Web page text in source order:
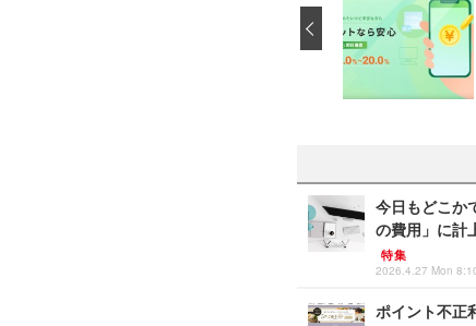
‹
今日もどこか
の費用」に計
特集
2026.4.27 Mon
ポイント不正